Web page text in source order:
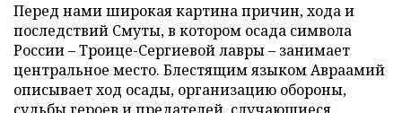
Перед нами широкая картина причин, хода и
последствий Смуты, в котором осада символа
России – Троице-Сергиевой лавры – занимает
центральное место. Блестящим языком Авраамий
описывает ход осады, организацию обороны,